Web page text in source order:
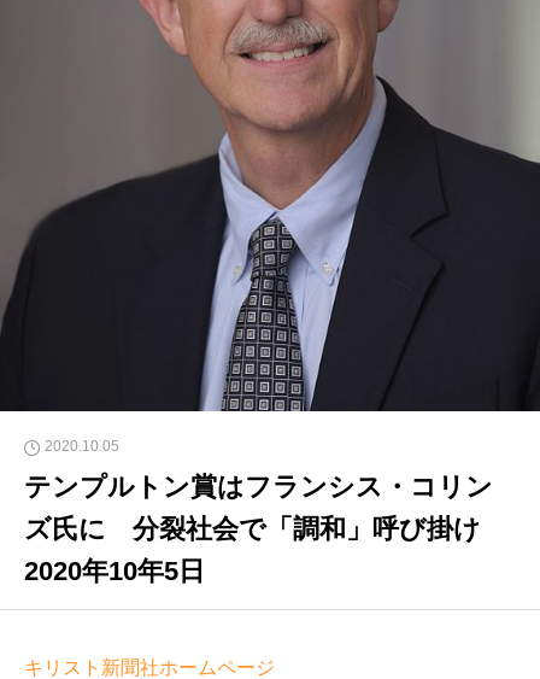
2020.10.05
テンプルトン賞はフランシス・コリン
ズ氏に 分裂社会で「調和」呼び掛け
2020年10年5日
キリスト新聞社ホームページ